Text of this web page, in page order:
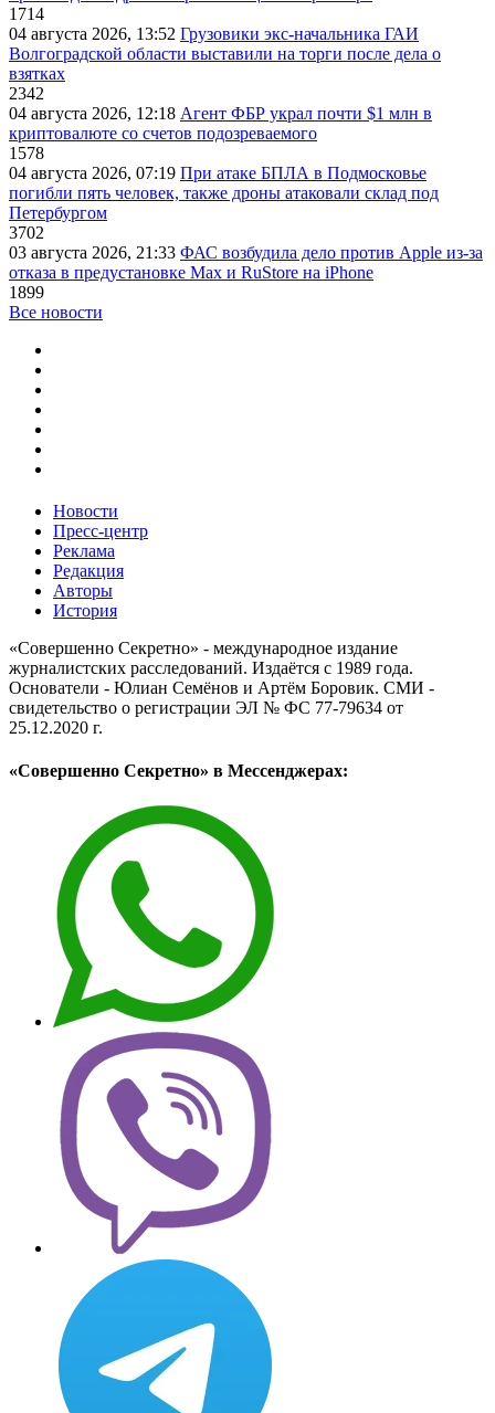
1714
04 августа 2026, 13:52 Грузовики экс-начальника ГАИ
Волгоградской области выставили на торги после дела о
взятках
2342
04 августа 2026, 12:18 Агент ФБР украл почти $1 млн в
криптовалюте со счетов подозреваемого
1578
04 августа 2026, 07:19 При атаке БПЛА в Подмосковье
погибли пять человек, также дроны атаковали склад под
Петербургом
3702
03 августа 2026, 21:33 ФАС возбудила дело против Apple из-за
отказа в предустановке Max и RuStore на iPhone
1899
Все новости
Новости
Пресс-центр
Реклама
Редакция
Авторы
История
«Совершенно Секретно» - международное издание
журналистских расследований. Издаётся с 1989 года.
Основатели - Юлиан Семёнов и Артём Боровик. CМИ -
свидетельство о регистрации ЭЛ № ФС 77-79634 от
25.12.2020 г.
«Совершенно Секретно» в Мессенджерах: